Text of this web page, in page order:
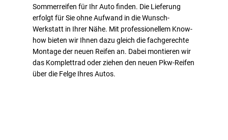
Sommerreifen für Ihr Auto finden. Die Lieferung
erfolgt für Sie ohne Aufwand in die Wunsch-
Werkstatt in Ihrer Nähe. Mit professionellem Know-
how bieten wir Ihnen dazu gleich die fachgerechte
Montage der neuen Reifen an. Dabei montieren wir
das Komplettrad oder ziehen den neuen Pkw-Reifen
über die Felge Ihres Autos.